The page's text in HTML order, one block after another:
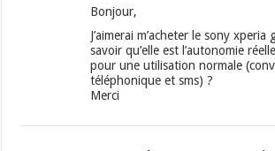
Bonjour,
J’aimerai m’acheter le sony
savoir qu’elle est l’autonomie
pour une utilisation normale
téléphonique et sms) ?
Merci